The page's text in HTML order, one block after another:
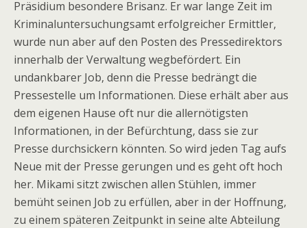
Präsidium besondere Brisanz. Er war lange Zeit im
Kriminaluntersuchungsamt erfolgreicher Ermittler,
wurde nun aber auf den Posten des Pressedirektors
innerhalb der Verwaltung wegbefördert. Ein
undankbarer Job, denn die Presse bedrängt die
Pressestelle um Informationen. Diese erhält aber aus
dem eigenen Hause oft nur die allernötigsten
Informationen, in der Befürchtung, dass sie zur
Presse durchsickern könnten. So wird jeden Tag aufs
Neue mit der Presse gerungen und es geht oft hoch
her. Mikami sitzt zwischen allen Stühlen, immer
bemüht seinen Job zu erfüllen, aber in der Hoffnung,
zu einem späteren Zeitpunkt in seine alte Abteilung